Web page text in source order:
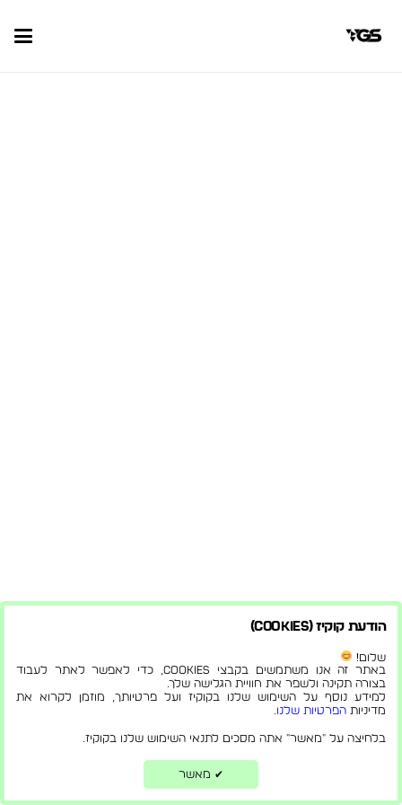
הודעת קוקיז (Cookies)
שלום!
באתר זה אנו משתמשים בקבצי Cookies, כדי לאפשר לאתר לעבוד
בצורה תקינה ולשפר את חוויית הגלישה שלך.
למידע נוסף על השימוש שלנו בקוקיז ועל פרטיותך, מוזמן לקרוא את
מדיניות הפרטיות שלנו.
בלחיצה על "מאשר" אתה מסכים לתנאי השימוש שלנו בקוקיז.
✔ מאשר